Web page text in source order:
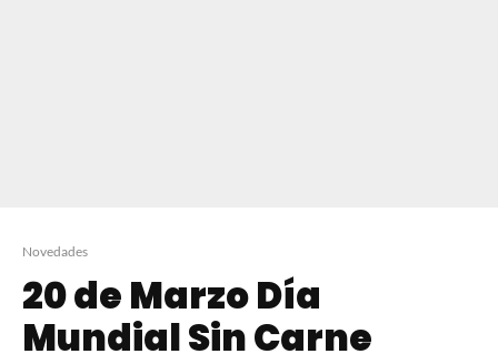
Novedades
20 de Marzo Día
Mundial Sin Carne